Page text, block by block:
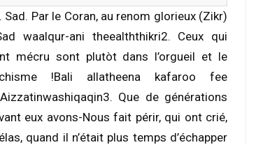
Sad. Par le Coran, au renom glorieux (Zikr)
waalqur-ani theealththikri2. Ceux qui
mécru sont plutòt dans l’orgueil et le
!Bali allatheena kafaroo fee
Que de générations
eux avons-Nous fait périr, qui ont crié,
quand il n’était plus temps d’échapper